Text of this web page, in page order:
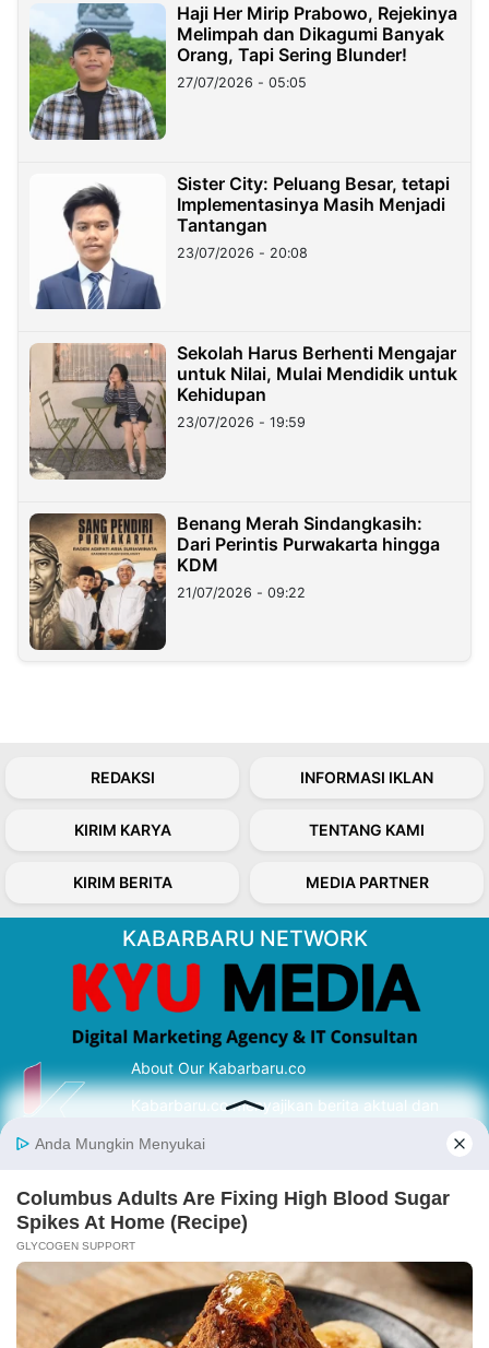
Haji Her Mirip Prabowo, Rejekinya
Melimpah dan Dikagumi Banyak
Orang, Tapi Sering Blunder!
27/07/2026 - 05:05
Sister City: Peluang Besar, tetapi
Implementasinya Masih Menjadi
Tantangan
23/07/2026 - 20:08
Sekolah Harus Berhenti Mengajar
untuk Nilai, Mulai Mendidik untuk
Kehidupan
23/07/2026 - 19:59
Benang Merah Sindangkasih:
Dari Perintis Purwakarta hingga
KDM
21/07/2026 - 09:22
REDAKSI INFORMASI IKLAN
KIRIM KARYA TENTANG KAMI
KIRIM BERITA MEDIA PARTNER
KABARBARU NETWORK
About Our Kabarbaru.co
Kabarbaru.co menyajikan berita aktual dan
serta terverifikasi dari sumber yang tepat.
Follow Kabarbaru